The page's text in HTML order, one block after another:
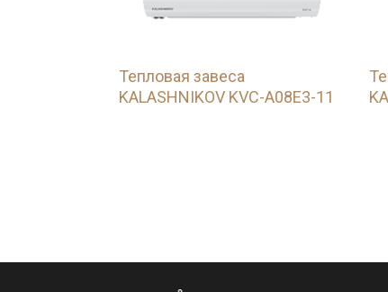
Тепловая завеса
KALASHNIKOV KVC-A08E3-11